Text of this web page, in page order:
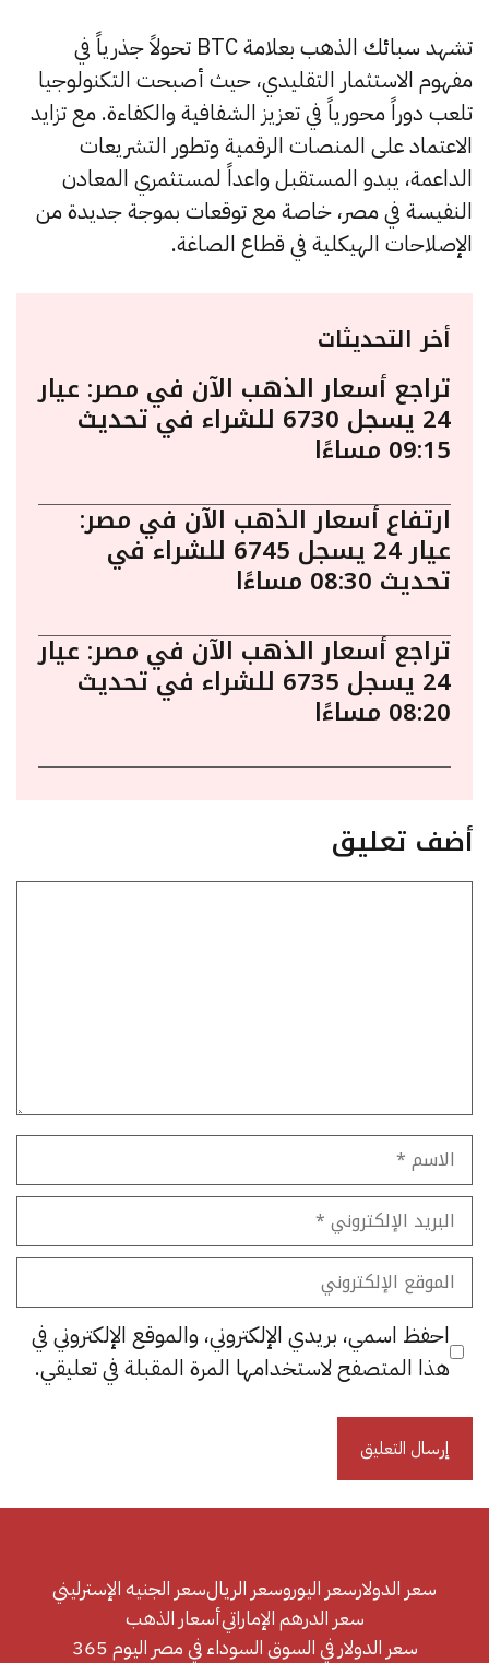
تشهد سبائك الذهب بعلامة BTC تحولاً جذرياً في
مفهوم الاستثمار التقليدي، حيث أصبحت التكنولوجيا
تلعب دوراً محورياً في تعزيز الشفافية والكفاءة. مع تزايد
الاعتماد على المنصات الرقمية وتطور التشريعات
الداعمة، يبدو المستقبل واعداً لمستثمري المعادن
النفيسة في مصر، خاصة مع توقعات بموجة جديدة من
الإصلاحات الهيكلية في قطاع الصاغة.
أخر التحديثات
تراجع أسعار الذهب الآن في مصر: عيار
24 يسجل 6730 للشراء في تحديث
09:15 مساءًا
ارتفاع أسعار الذهب الآن في مصر:
عيار 24 يسجل 6745 للشراء في
تحديث 08:30 مساءًا
تراجع أسعار الذهب الآن في مصر: عيار
24 يسجل 6735 للشراء في تحديث
08:20 مساءًا
أضف تعليق
الاسم
البريد
الإلكتروني
الموقع
الإلكتروني
احفظ اسمي، بريدي الإلكتروني، والموقع الإلكتروني في
هذا المتصفح لاستخدامها المرة المقبلة في تعليقي.
سعر الدولارسعر اليوروسعر الريالسعر الجنيه الإسترليني
سعر الدرهم الإماراتيأسعار الذهب
سعر الدولار في السوق السوداء في مصر اليوم 365